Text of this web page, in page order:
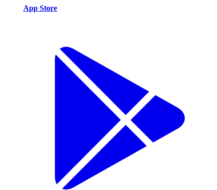
App Store